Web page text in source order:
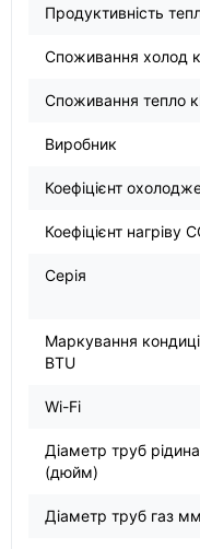
Продуктивність
Споживання холод
Споживання тепло
Виробник
Коефіцієнт
Коефіцієнт нагріву
Серія
Маркування
BTU
Wi-Fi
Діаметр труб
(дюйм)
Діаметр труб газ